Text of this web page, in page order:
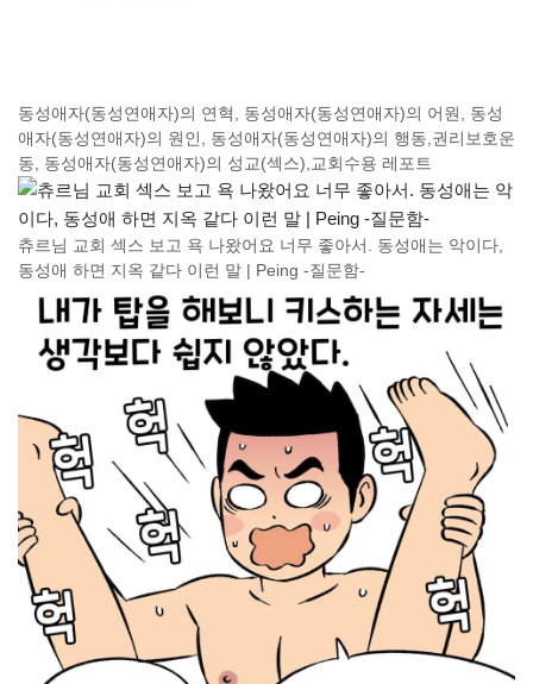
동성애자(동성연애자)의 연혁, 동성애자(동성연애자)의 어원, 동성
애자(동성연애자)의 원인, 동성애자(동성연애자)의 행동,권리보호운
동, 동성애자(동성연애자)의 성교(섹스),교회수용 레포트
츄르님 교회 섹스 보고 욕 나왔어요 너무 좋아서. 동성애는 악이다,
동성애 하면 지옥 같다 이런 말 | Peing -질문함-